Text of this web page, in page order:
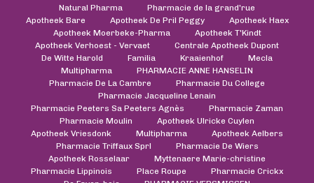
Natural Pharma
Pharmacie de la grand'rue
Apotheek Bare
Apotheek De Pril Peggy
Apotheek Haex
Apotheek Moerbeke-Pharma
Apotheek T'Kindt
Apotheek Verhoest - Vervaet
Centrale Apotheek Dupont
De Witte Harold
Familia Kraaienhof
Mecla
Multipharma
PHARMACIE ANNE HANSELIN
Pharmacie De La Cambre
Pharmacie Du College
Pharmacie Jacqueline Lenain
Pharmacie Peeters Sa Peeters Agnès
Pharmacie Zaman
Pharmacie Moulin
Apotheek Ulricke Cuylen
Apotheek Vriesdonk
Multipharma
Apotheek Aelbers
Pharmacie Triffaux Sprl
Pharmacie De Wiers
Apotheek Rosselaar
Myttenaere Marie-christine
Pharmacie Lippinois
Place Roupe
Pharmacie Crickx